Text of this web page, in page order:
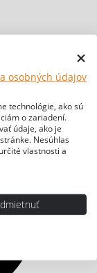
osobných údajov
technológie, ako sú
o zariadení.
údaje, ako je
Nesúhlas
vlastnosti a